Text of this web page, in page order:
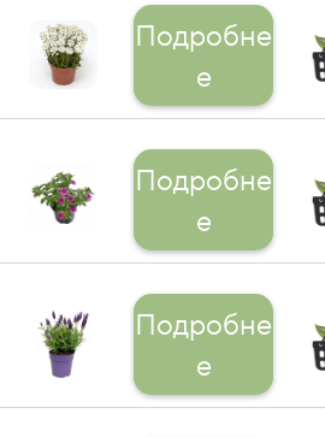
Подробне
е
Подробне
е
Подробне
е